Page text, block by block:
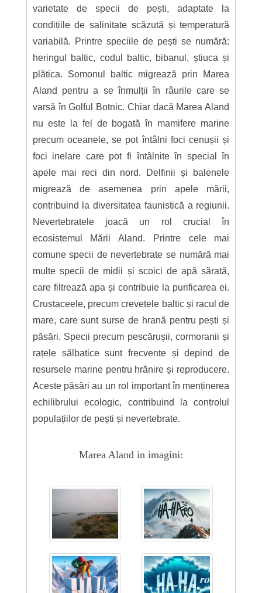
varietate de specii de pești, adaptate la
condițiile de salinitate scăzută și temperatură
variabilă. Printre speciile de pești se numără:
heringul baltic, codul baltic, bibanul, știuca și
plătica. Somonul baltic migrează prin Marea
Aland pentru a se înmulții în râurile care se
varsă în Golful Botnic. Chiar dacă Marea Aland
nu este la fel de bogată în mamifere marine
precum oceanele, se pot întâlni foci cenușii și
foci inelare care pot fi întâlnite în special în
apele mai reci din nord. Delfinii și balenele
migrează de asemenea prin apele mării,
contribuind la diversitatea faunistică a regiunii.
Nevertebratele joacă un rol crucial în
ecosistemul Mării Aland. Printre cele mai
comune specii de nevertebrate se numără mai
multe specii de midii și scoici de apă sărată,
care filtrează apa și contribuie la purificarea ei.
Crustaceele, precum crevetele baltic și racul de
mare, care sunt surse de hrană pentru pești și
păsări. Specii precum pescărușii, cormoranii și
rațele sălbatice sunt frecvente și depind de
resursele marine pentru hrănire și reproducere.
Aceste păsări au un rol important în menținerea
echilibrului ecologic, contribuind la controlul
populațiilor de pești și nevertebrate.
Marea Aland in imagini: